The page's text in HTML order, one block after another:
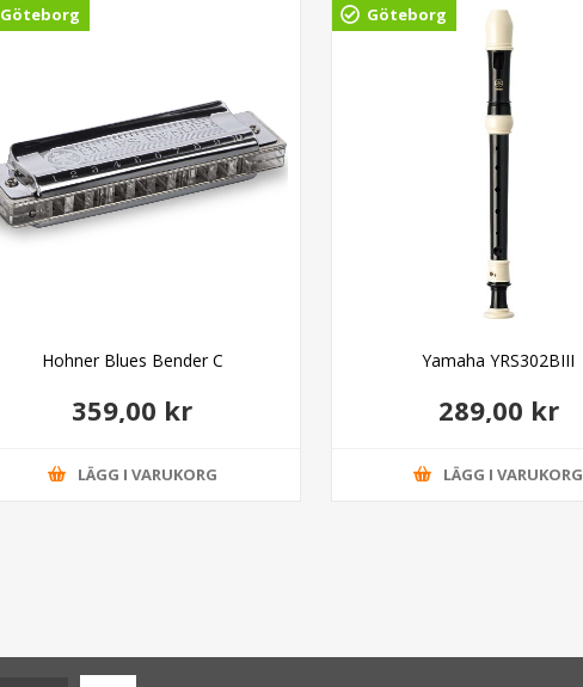
Göteborg
Hohner Blues Bender C
359,00 kr
LÄGG I VARUKORG
Göteborg
Yamaha YRS302BIII
289,00 kr
LÄGG I VARUKORG